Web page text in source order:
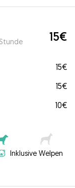
15€
15€
15€
10€
Inklusive Welpen